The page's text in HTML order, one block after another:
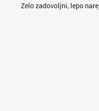
Zelo zadovoljni, lepo